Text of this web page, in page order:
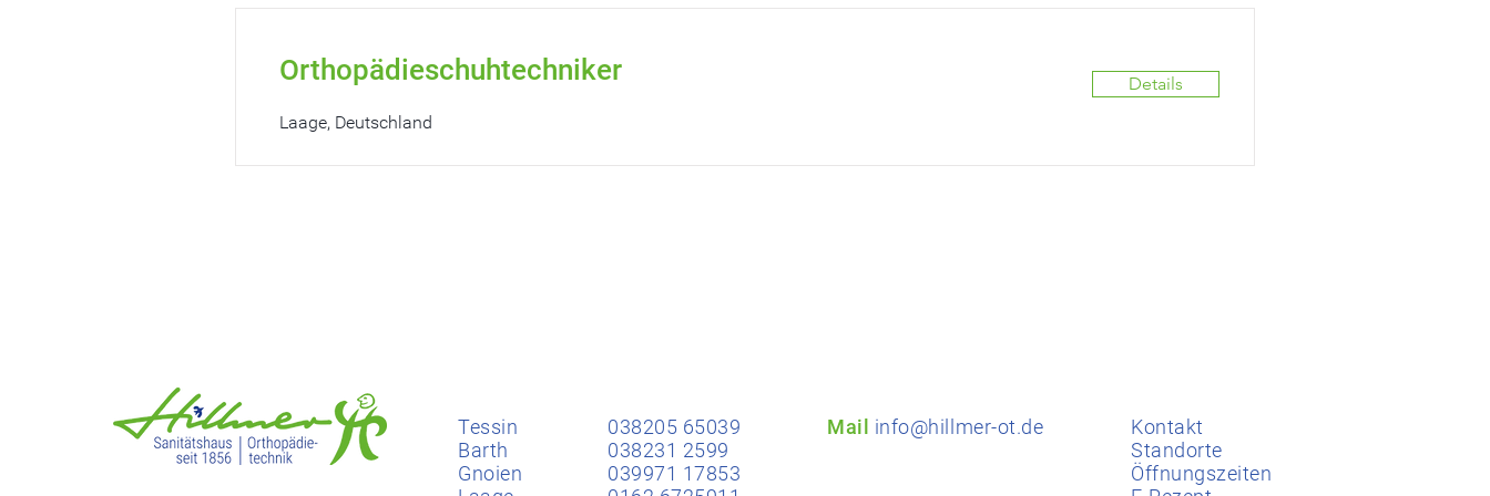
Orthopädieschuhtechniker
Laage, Deutschland
Details
​​Tessin
Barth
Gnoien
​​038205 65039
038231 2599
039971 17853
Mail info@hillmer-ot.de
Kontakt
Standorte
Öffnungszeiten